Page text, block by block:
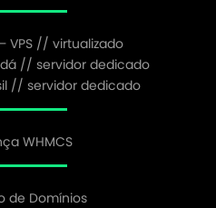
VPS // virtualizado
// servidor dedicado
// servidor dedicado
WHMCS
de Domínios